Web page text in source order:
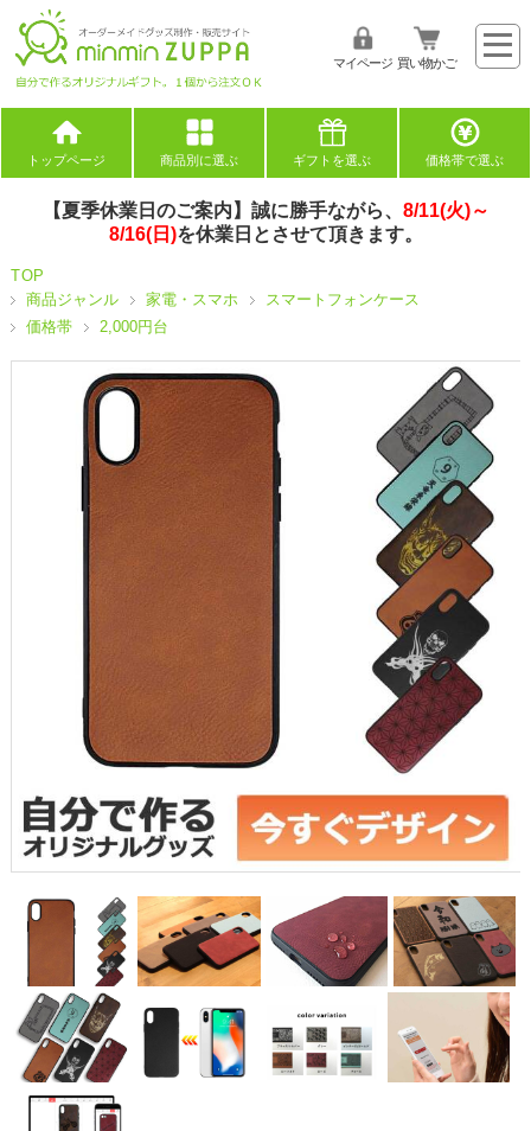
マイページ 買い物かご
トップページ 商品別に選ぶ ギフトを選ぶ 価格帯で選ぶ
【夏季休業日のご案内】誠に勝手ながら、 8/11(火)～
8/16(日)を休業日とさせて頂きます。
TOP
商品ジャンル
家電・スマホ
スマートフォンケース
価格帯
2,000円台